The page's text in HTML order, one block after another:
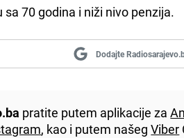
sa 70 godina i niži nivo penzija.
Dodajte
pratite putem aplikacije za
, kao i putem našegViber